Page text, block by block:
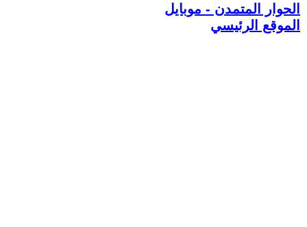
الحوار المتمدن - موبايل
الموقع الرئيسي